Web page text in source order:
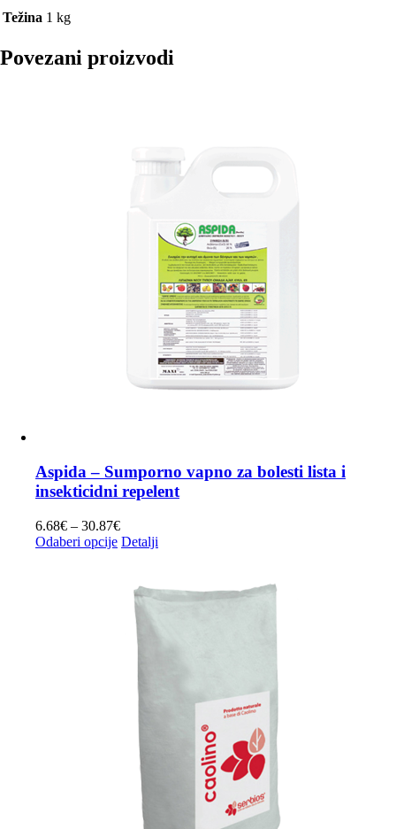
Težina 1 kg
Povezani proizvodi
Aspida – Sumporno vapno za bolesti lista i
insekticidni repelent
6.68€ – 30.87€Raspon
cijena:
30.87€
Odaberi opcije Ovaj
više
varijanti.
Opcije
Detalji